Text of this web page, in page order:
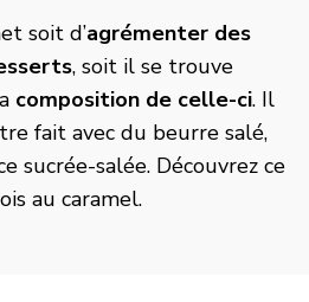
soit d’agrémenter des
, soit il se trouve
composition de celle-ci. Il
fait avec du beurre salé,
sucrée-salée. Découvrez ce
au caramel.